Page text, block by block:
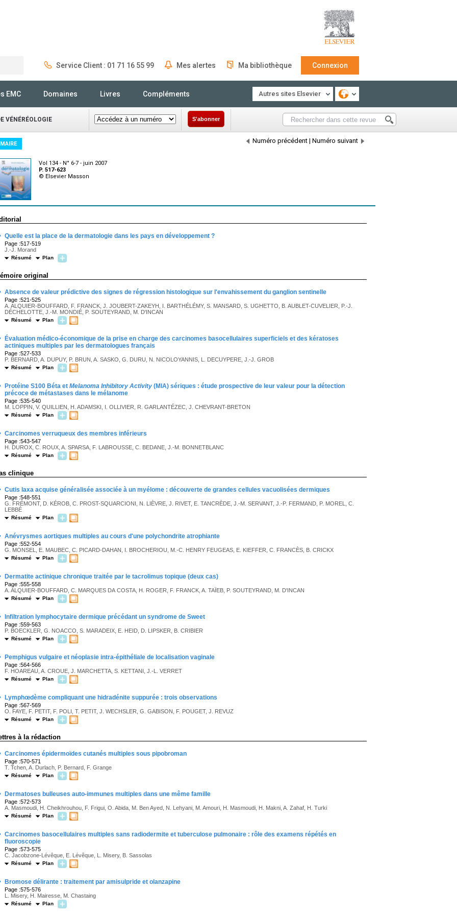
Service Client : 01 71 16 55 99 Mes alertes Ma bibliothèque Connexion
EMC Domaines Livres Compléments Autres sites Elsevier
VÉNÉRÉOLOGIE S'abonner
Numéro précédent | Numéro suivant
Vol 134 - N° 6-7 - juin 2007
P. 517-623
© Elsevier Masson
Quelle est la place de la dermatologie dans les pays en développement ?
Page :517-519
J.-J. Morand
Résumé Plan
original
Absence de valeur prédictive des signes de régression histologique sur l'envahissement du ganglion sentinelle
Page :521-525
A. ALQUIER-BOUFFARD, F. FRANCK, J. JOUBERT-ZAKEYH, I. BARTHÉLÉMY, S. MANSARD, S. UGHETTO, B. AUBLET-CUVELIER, P.-J.
DÉCHELOTTE, J.-M. MONDIÉ, P. SOUTEYRAND, M. D'INCAN
Résumé Plan
Évaluation médico-économique de la prise en charge des carcinomes basocellulaires superficiels et des kératoses
actiniques multiples par les dermatologues français
Page :527-533
P. BERNARD, A. DUPUY, P. BRUN, A. SASKO, G. DURU, N. NICOLOYANNIS, L. DECUYPERE, J.-J. GROB
Résumé Plan
Protéine S100 Béta et Melanoma Inhibitory Activity (MIA) sériques : étude prospective de leur valeur pour la détection
précoce de métastases dans le mélanome
Page :535-540
M. LOPPIN, V. QUILLIEN, H. ADAMSKI, I. OLLIVIER, R. GARLANTÉZEC, J. CHEVRANT-BRETON
Résumé Plan
Carcinomes verruqueux des membres inférieurs
Page :543-547
H. DUROX, C. ROUX, A. SPARSA, F. LABROUSSE, C. BEDANE, J.-M. BONNETBLANC
Résumé Plan
clinique
Cutis laxa acquise généralisée associée à un myélome : découverte de grandes cellules vacuolisées dermiques
Page :548-551
G. FRÉMONT, D. KÉROB, C. PROST-SQUARCIONI, N. LIÈVRE, J. RIVET, E. TANCRÈDE, J.-M. SERVANT, J.-P. FERMAND, P. MOREL, C.
LEBBÉ
Résumé Plan
Anévrysmes aortiques multiples au cours d'une polychondrite atrophiante
Page :552-554
G. MONSEL, E. MAUBEC, C. PICARD-DAHAN, I. BROCHERIOU, M.-C. HENRY FEUGEAS, E. KIEFFER, C. FRANCÈS, B. CRICKX
Résumé Plan
Dermatite actinique chronique traitée par le tacrolimus topique (deux cas)
Page :555-558
A. ALQUIER-BOUFFARD, C. MARQUES DA COSTA, H. ROGER, F. FRANCK, A. TAÏEB, P. SOUTEYRAND, M. D'INCAN
Résumé Plan
Infiltration lymphocytaire dermique précédant un syndrome de Sweet
Page :559-563
P. BOECKLER, G. NOACCO, S. MARADEIX, E. HEID, D. LIPSKER, B. CRIBIER
Résumé Plan
Pemphigus vulgaire et néoplasie intra-épithéliale de localisation vaginale
Page :564-566
F. HOAREAU, A. CROUE, J. MARCHETTA, S. KETTANI, J.-L. VERRET
Résumé Plan
Lymphœdème compliquant une hidradénite suppurée : trois observations
Page :567-569
O. FAYE, F. PETIT, F. POLI, T. PETIT, J. WECHSLER, G. GABISON, F. POUGET, J. REVUZ
Résumé Plan
à la rédaction
Carcinomes épidermoïdes cutanés multiples sous pipobroman
Page :570-571
T. Tchen, A. Durlach, P. Bernard, F. Grange
Résumé Plan
Dermatoses bulleuses auto-immunes multiples dans une même famille
Page :572-573
A. Masmoudi, H. Cheikhrouhou, F. Frigui, O. Abida, M. Ben Ayed, N. Lehyani, M. Amouri, H. Masmoudi, H. Makni, A. Zahaf, H. Turki
Résumé Plan
Carcinomes basocellulaires multiples sans radiodermite et tuberculose pulmonaire : rôle des examens répétés en
fluoroscopie
Page :573-575
C. Jacobzone-Lévêque, E. Lévêque, L. Misery, B. Sassolas
Résumé Plan
Bromose délirante : traitement par amisulpride et olanzapine
Page :575-576
L. Misery, H. Mairesse, M. Chastaing
Résumé Plan